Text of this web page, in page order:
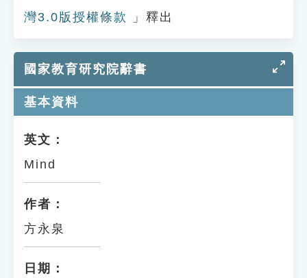
灣3.0版授權條款
」釋出
國家教育研究院辭書
基本資料
英文：
Mind
作者：
方永泉
日期：